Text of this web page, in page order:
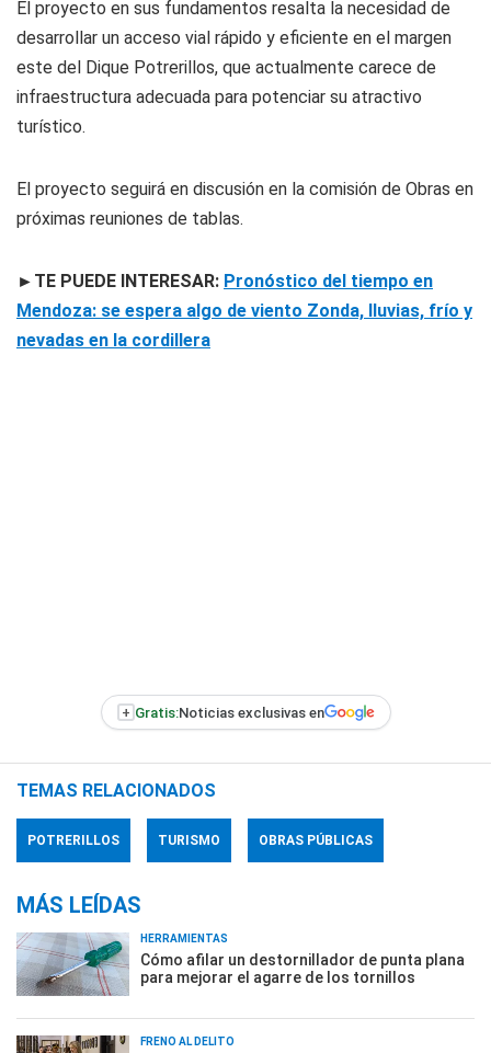
El proyecto en sus fundamentos resalta la necesidad de
desarrollar un acceso vial rápido y eficiente en el margen
este del Dique Potrerillos, que actualmente carece de
infraestructura adecuada para potenciar su atractivo
turístico.
El proyecto seguirá en discusión en la comisión de Obras en
próximas reuniones de tablas.
►TE PUEDE INTERESAR: Pronóstico del tiempo en
Mendoza: se espera algo de viento Zonda, lluvias, frío y
nevadas en la cordillera
+ Gratis:Noticias exclusivas en
TEMAS RELACIONADOS
POTRERILLOS TURISMO OBRAS PÚBLICAS
MÁS LEÍDAS
HERRAMIENTAS
Cómo afilar un destornillador de punta plana
para mejorar el agarre de los tornillos
FRENO AL DELITO